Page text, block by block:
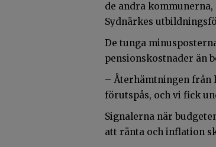
de andra
Sydnärkes
De tunga
pensionskostnader än
– Återhämtningen från
förutspås, och vi fick
Signalerna när
att ränta och inflation